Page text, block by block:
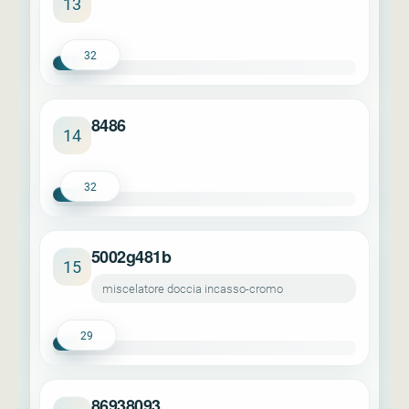
32
14 8486
32
15 5002g481b
miscelatore doccia incasso-cromo
29